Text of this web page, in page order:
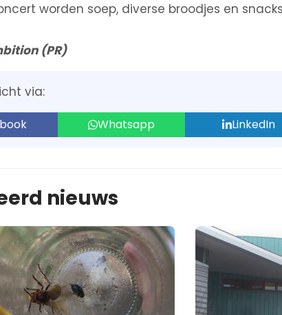
worden soep, diverse broodjes en
(PR)
via:
Whatsapp LinkedIn
nieuws